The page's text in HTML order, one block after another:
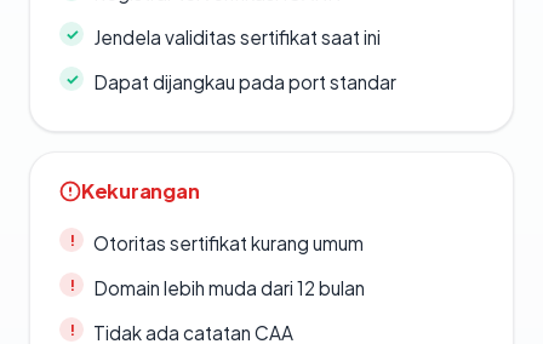
Jendela validitas sertifikat saat ini
Dapat dijangkau pada port standar
Kekurangan
Otoritas sertifikat kurang umum
Domain lebih muda dari 12 bulan
Tidak ada catatan CAA